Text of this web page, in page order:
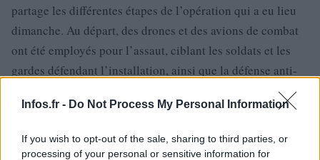
Infos.fr - Do Not Process My Personal Information
If you wish to opt-out of the sale, sharing to third parties, or
processing of your personal or sensitive information for
partage les différentes étapes de l’opération qui a eu lieu
dimanche. Au départ, des drones et des avions de combat
ont été employés pour l’assaut, ciblant les soldats et les
gardes défendant l’installation, ainsi que la défense anti-
aérienne syrienne et les voies d’accès environnantes, pour
bloquer l’arrivée de renforts. Les forces russes ne sont pas
aériennes israéliennes en Syrie. Ensuite, le brouillage